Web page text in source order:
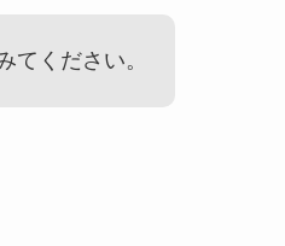
てください。